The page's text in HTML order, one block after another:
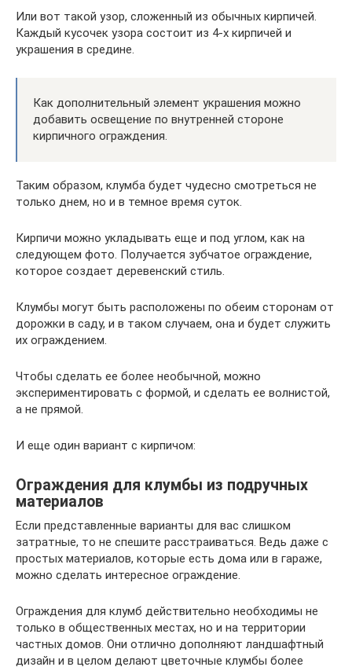
Или вот такой узор, сложенный из обычных кирпичей.
Каждый кусочек узора состоит из 4-х кирпичей и
украшения в средине.
Как дополнительный элемент украшения можно
добавить освещение по внутренней стороне
кирпичного ограждения.
Таким образом, клумба будет чудесно смотреться не
только днем, но и в темное время суток.
Кирпичи можно укладывать еще и под углом, как на
следующем фото. Получается зубчатое ограждение,
которое создает деревенский стиль.
Клумбы могут быть расположены по обеим сторонам от
дорожки в саду, и в таком случаем, она и будет служить
их ограждением.
Чтобы сделать ее более необычной, можно
экспериментировать с формой, и сделать ее волнистой,
а не прямой.
И еще один вариант с кирпичом:
Ограждения для клумбы из подручных
материалов
Если представленные варианты для вас слишком
затратные, то не спешите расстраиваться. Ведь даже с
простых материалов, которые есть дома или в гараже,
можно сделать интересное ограждение.
Ограждения для клумб действительно необходимы не
только в общественных местах, но и на территории
частных домов. Они отлично дополняют ландшафтный
дизайн и в целом делают цветочные клумбы более